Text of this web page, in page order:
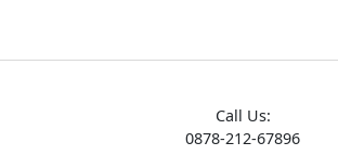
Call Us:
0878-212-67896